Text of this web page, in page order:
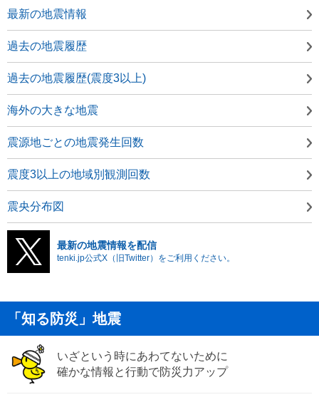
最新の地震情報
過去の地震履歴
過去の地震履歴(震度3以上)
海外の大きな地震
震源地ごとの地震発生回数
震度3以上の地域別観測回数
震央分布図
最新の地震情報を配信
tenki.jp公式X（旧Twitter）をご利用ください。
「知る防災」地震
いざという時にあわてないために
確かな情報と行動で防災力アップ